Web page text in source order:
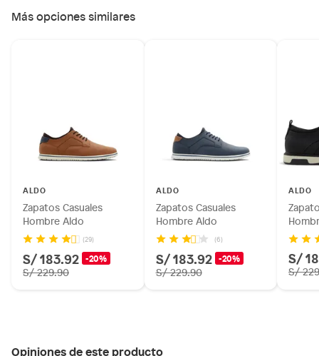
Más opciones similares
ALDO
Zapatos Casuales
Hombre Aldo
(29)
S/ 183.92 -20%
S/ 229.90
ALDO
Zapatos Casuales
Hombre Aldo
(6)
S/ 183.92 -20%
S/ 229.90
ALDO
S/
S/
Opiniones de este producto